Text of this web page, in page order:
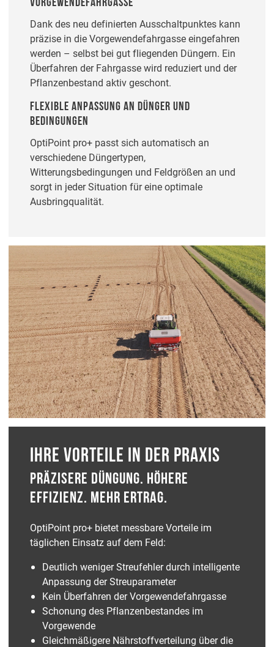
VORGEWENDEFAHRGASSE
Dank des neu definierten Ausschaltpunktes kann
präzise in die Vorgewendefahrgasse eingefahren
werden – selbst bei gut fliegenden Düngern. Ein
Überfahren der Fahrgasse wird reduziert und der
Pflanzenbestand aktiv geschont.
FLEXIBLE ANPASSUNG AN DÜNGER UND
BEDINGUNGEN
OptiPoint pro+ passt sich automatisch an
verschiedene Düngertypen,
Witterungsbedingungen und Feldgrößen an und
sorgt in jeder Situation für eine optimale
Ausbringqualität.
IHRE VORTEILE IN DER PRAXIS
PRÄZISERE DÜNGUNG. HÖHERE
EFFIZIENZ. MEHR ERTRAG.
OptiPoint pro+ bietet messbare Vorteile im
täglichen Einsatz auf dem Feld:
Deutlich weniger Streufehler durch intelligente
Anpassung der Streuparameter
Kein Überfahren der Vorgewendefahrgasse
Schonung des Pflanzenbestandes im
Vorgewende
Gleichmäßigere Nährstoffverteilung über die